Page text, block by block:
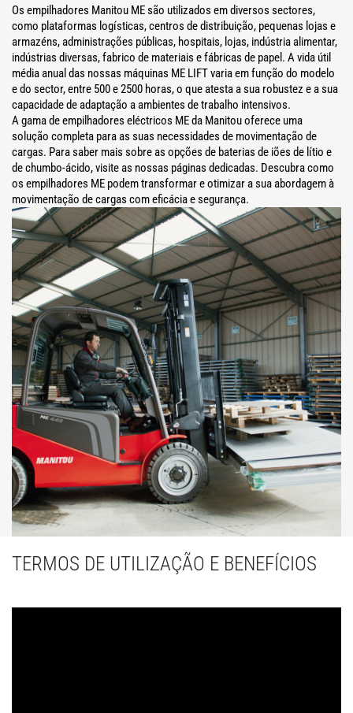
Os empilhadores Manitou ME são utilizados em diversos sectores,
como plataformas logísticas, centros de distribuição, pequenas lojas e
armazéns, administrações públicas, hospitais, lojas, indústria alimentar,
indústrias diversas, fabrico de materiais e fábricas de papel. A vida útil
média anual das nossas máquinas ME LIFT varia em função do modelo
e do sector, entre 500 e 2500 horas, o que atesta a sua robustez e a sua
capacidade de adaptação a ambientes de trabalho intensivos.
A gama de empilhadores eléctricos ME da Manitou oferece uma
solução completa para as suas necessidades de movimentação de
cargas. Para saber mais sobre as opções de baterias de iões de lítio e
de chumbo-ácido, visite as nossas páginas dedicadas. Descubra como
os empilhadores ME podem transformar e otimizar a sua abordagem à
movimentação de cargas com eficácia e segurança.
TERMOS DE UTILIZAÇÃO E BENEFÍCIOS